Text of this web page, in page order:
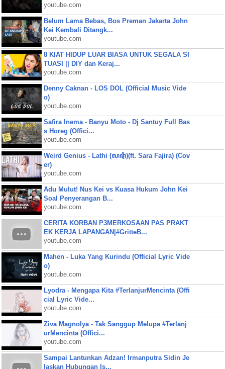
youtube.com
Belum Lama Bebas, Bos Preman Jakarta John
Kei Kembali Ditangk...
youtube.com
8 KIAT HIDUP LUAR BIASA UNTUK SEGALA SI
TUASI || DIY dan Keraj...
youtube.com
Denny Caknan - LOS DOL (Official Music Vide
o)
youtube.com
Safira Inema - Banyu Moto - Dj Santuy Full Bas
s Horeg (Offici...
youtube.com
Weird Genius - Lathi (ꦭꦛꦶ)(ft. Sara Fajira) (Cov
er)
youtube.com
Adu Mulut! Nus Kei vs Kuasa Hukum John Kei
Soal Penyerangan B...
youtube.com
CERITA KORBAN P3MERKOSAAN PAS PRAKT
EK KERJA LAPANGAN|#GritteB...
youtube.com
Mahen - Luka Yang Kurindu (Official Lyric Vide
o)
youtube.com
Lyodra - Mengapa Kita #TerlanjurMencinta (Offi
cial Lyric Vide...
youtube.com
Ziva Magnolya - Tak Sanggup Melupa #Terlanj
urMencinta (Offici...
youtube.com
Sampai Lantunkan Adzan! Irmanputra Sidin Je
laskan Hubungan Is...